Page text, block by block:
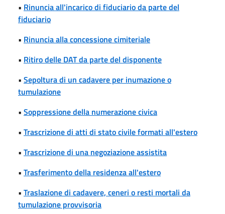
• Rinuncia all'incarico di fiduciario da parte del
fiduciario
• Rinuncia alla concessione cimiteriale
• Ritiro delle DAT da parte del disponente
• Sepoltura di un cadavere per inumazione o
tumulazione
• Soppressione della numerazione civica
• Trascrizione di atti di stato civile formati all'estero
• Trascrizione di una negoziazione assistita
• Trasferimento della residenza all'estero
• Traslazione di cadavere, ceneri o resti mortali da
tumulazione provvisoria